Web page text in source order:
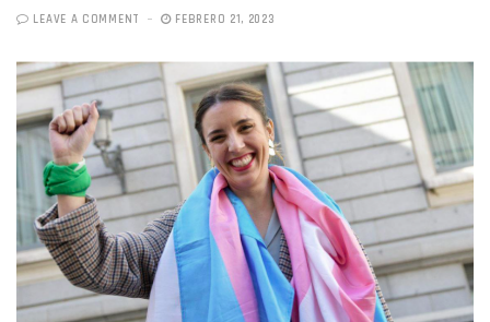
LEAVE A COMMENT FEBRERO 21, 2023